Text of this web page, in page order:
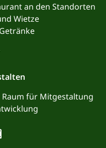
an den Standorten
Wietze
für Mitgestaltung